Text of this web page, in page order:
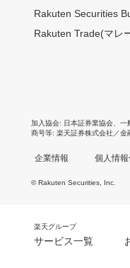
Rakuten Securities
Rakuten Trade(マレ
加入協会 日本証券業協会 一
商号等 楽天証券株式会社／
企業情報 個人情
© Rakuten Securities, Inc.
楽天グループ
サービス一覧